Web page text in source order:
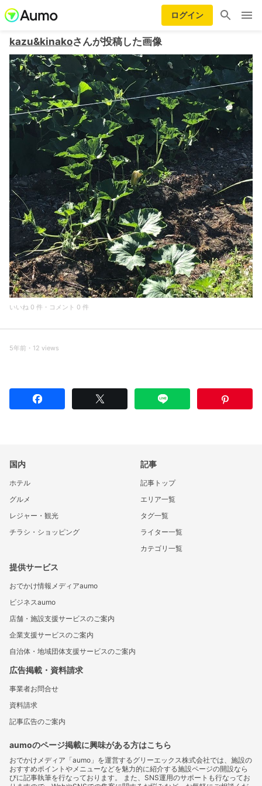
ログイン
kazu&kinakoさんが投稿した画像
いいね 0 件・コメント 0 件
5年前・12 views
国内
ホテル
グルメ
レジャー・観光
チラシ・ショッピング
記事
記事トップ
エリア一覧
タグ一覧
ライター一覧
カテゴリ一覧
提供サービス
おでかけ情報メディアaumo
ビジネスaumo
店舗・施設支援サービスのご案内
企業支援サービスのご案内
自治体・地域団体支援サービスのご案内
広告掲載・資料請求
事業者お問合せ
資料請求
記事広告のご案内
aumoのページ掲載に興味がある方はこちら
おでかけメディア「aumo」を運営するグリーエックス株式会社では、施設の
おすすめポイントやメニューなどを魅力的に紹介する施設ページの開設なら
びに記事執筆を行なっております。 また、SNS運用のサポートも行なってお